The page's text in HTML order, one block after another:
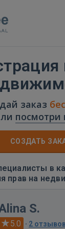
заказ
посмотри
СОЗДАТЬ
в
прав на
S.
5.0 · 2